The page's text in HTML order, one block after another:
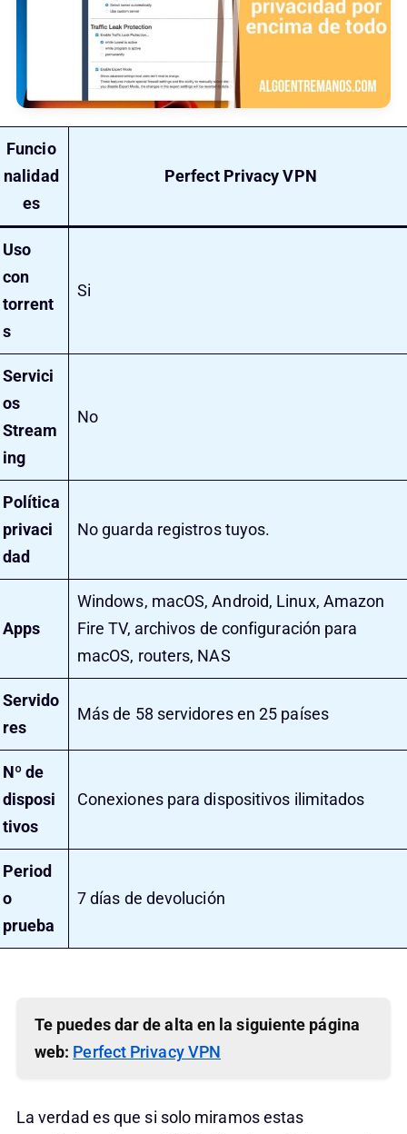
Funcio
nalidad
es
Perfect Privacy VPN
Uso
con
torrent
s
Si
Servici
os
Stream
ing
No
Política
privaci
dad
No guarda registros tuyos.
Apps
Windows, macOS, Android, Linux, Amazon
Fire TV, archivos de configuración para
macOS, routers, NAS
Servido
res
Más de 58 servidores en 25 países
Nº de
disposi
tivos
Conexiones para dispositivos ilimitados
Period
o
prueba
7 días de devolución
Te puedes dar de alta en la siguiente página
web: Perfect Privacy VPN
La verdad es que si solo miramos estas